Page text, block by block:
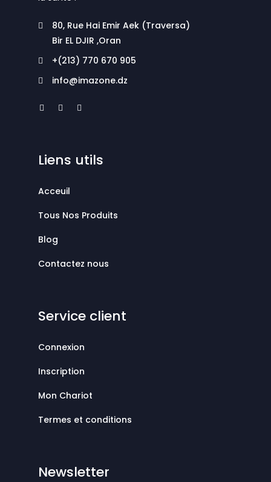
80, Rue Hai Emir Aek (Traversa)
Bir EL DJIR ,Oran
+(213) 770 670 905
info@imazone.dz
Liens utils
Acceuil
Tous Nos Produits
Blog
Contactez nous
Service client
Connexion
Inscription
Mon Chariot
Termes et conditions
Newsletter